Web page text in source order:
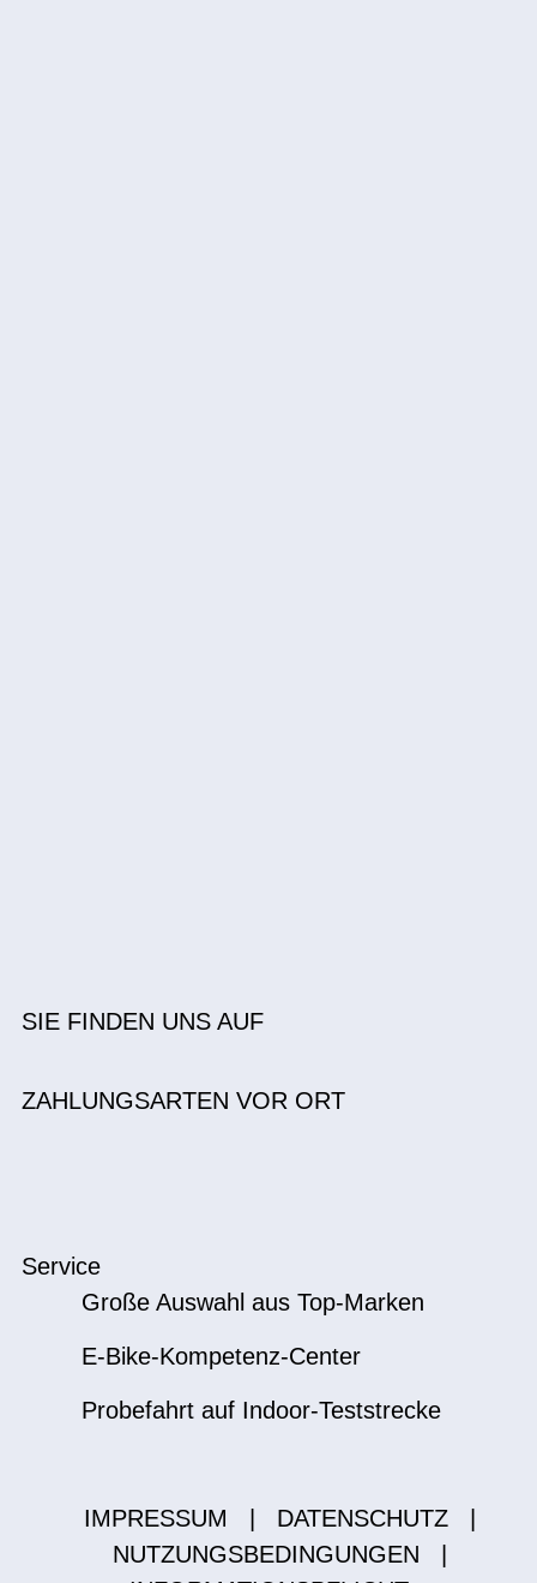
SIE FINDEN UNS AUF
ZAHLUNGSARTEN VOR ORT
Service
Große Auswahl aus Top-Marken
E-Bike-Kompetenz-Center
Probefahrt auf Indoor-Teststrecke
IMPRESSUM DATENSCHUTZ
NUTZUNGSBEDINGUNGEN